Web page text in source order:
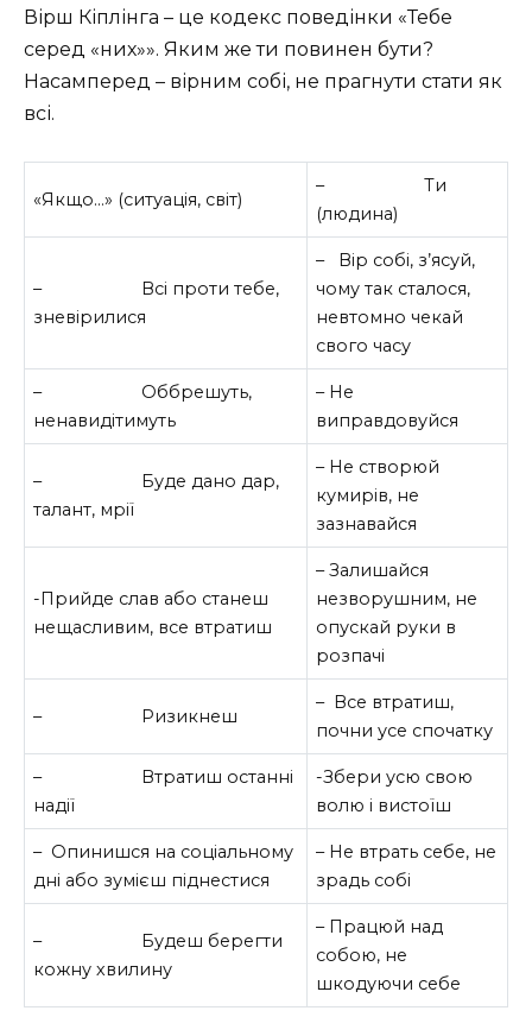
Вірш Кіплінга – це кодекс поведінки «Тебе
серед «них»». Яким же ти повинен бути?
Насамперед – вірним собі, не прагнути стати як
всі.
«Якщо…» (ситуація, світ)
– Ти
(людина)
– Всі проти тебе,
зневірилися
– Вір собі, з’ясуй,
чому так сталося,
невтомно чекай
свого часу
– Оббрешуть,
ненавидітимуть
– Не
виправдовуйся
– Буде дано дар,
талант, мрії
– Не створюй
кумирів, не
зазнавайся
-Прийде слав або станеш
нещасливим, все втратиш
– Залишайся
незворушним, не
опускай руки в
розпачі
– Ризикнеш
– Все втратиш,
почни усе спочатку
– Втратиш останні
надії
-Збери усю свою
волю і вистоїш
– Опинишся на соціальному
дні або зумієш піднестися
– Не втрать себе, не
зрадь собі
– Будеш берегти
кожну хвилину
– Працюй над
собою, не
шкодуючи себе